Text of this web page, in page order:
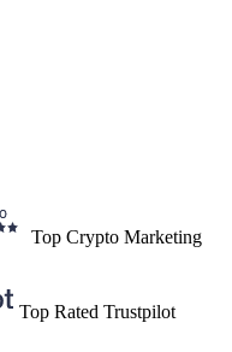
Top Crypto Marketing
Top Rated Trustpilot